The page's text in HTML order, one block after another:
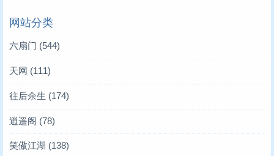
网站分类
六扇门 (544)
天网 (111)
往后余生 (174)
逍遥阁 (78)
笑傲江湖 (138)